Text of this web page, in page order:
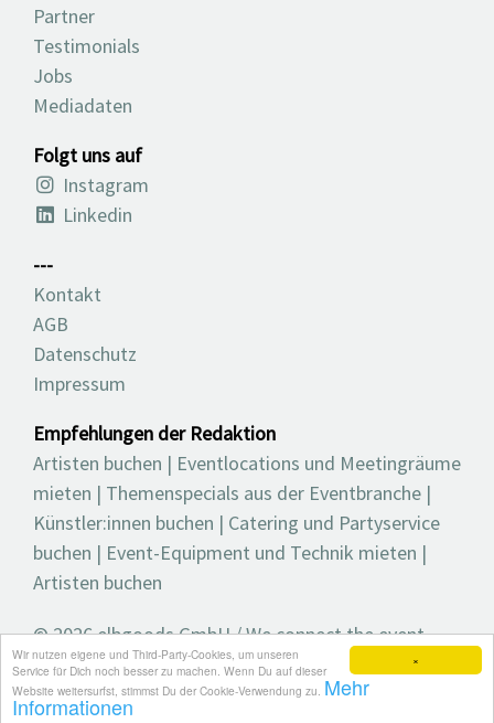
×
Wir nutzen eigene und Third-Party-Cookies, um unseren
Service für Dich noch besser zu machen. Wenn Du auf dieser
Website weitersurfst, stimmst Du der Cookie-Verwendung zu. Mehr
Informationen
Partner
Testimonials
Jobs
Mediadaten
Folgt uns auf
Instagram
Linkedin
---
Kontakt
AGB
Datenschutz
Impressum
Empfehlungen der Redaktion
Artisten buchen | Eventlocations und Meetingräume
mieten | Themenspecials aus der Eventbranche |
Künstler:innen buchen | Catering und Partyservice
buchen | Event-Equipment und Technik mieten |
Artisten buchen
© 2026 elbgoods GmbH / We connect the event
industry / Medienvielfalt für die Eventplanung /
Eventbranchenbuch, Blog, Magazin und mehr